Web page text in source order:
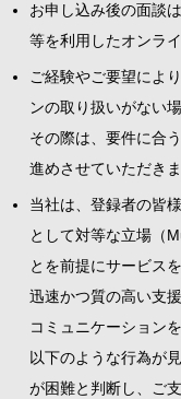
お申し込み後の面談
等を利用したオンラ
ご経験やご要望によ
ンの取り扱いがない
その際は、要件に合
進めさせていただき
当社は、登録者の皆
として対等な立場（
とを前提にサービス
迅速かつ質の高い支
コミュニケーション
以下のような行為が
が困難と判断し、ご